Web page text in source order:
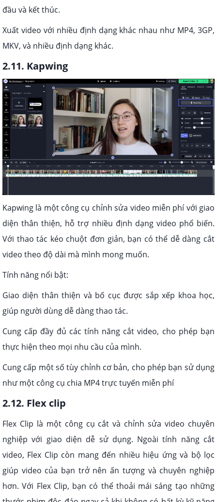
đầu và kết thúc.
Xuất video với nhiều định dạng khác nhau như MP4, 3GP,
MKV, và nhiều định dạng khác.
2.11. Kapwing
Kapwing là một công cụ chỉnh sửa video miễn phí với giao
diện thân thiện, hỗ trợ nhiều định dạng video phổ biến.
Với thao tác kéo chuột đơn giản, bạn có thể dễ dàng cắt
video theo độ dài mà mình mong muốn.
Tính năng nổi bật:
Giao diện thân thiện và bố cục được sắp xếp khoa học,
giúp người dùng dễ dàng thao tác.
Cung cấp đầy đủ các tính năng cắt video, cho phép bạn
thực hiện theo mọi nhu cầu của mình.
Cung cấp một số tùy chỉnh cơ bản, cho phép bạn sử dụng
như một công cụ chia MP4 trực tuyến miễn phí
2.12. Flex clip
Flex Clip là một công cụ cắt và chỉnh sửa video chuyên
nghiệp với giao diện dễ sử dụng. Ngoài tính năng cắt
video, Flex Clip còn mang đến nhiều hiệu ứng và bộ lọc
giúp video của bạn trở nên ấn tượng và chuyên nghiệp
hơn. Với Flex Clip, bạn có thể thoải mái sáng tạo những